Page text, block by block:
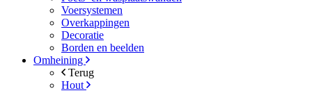
Voersystemen
Overkappingen
Decoratie
Borden en beelden
Omheining
Terug
Hout